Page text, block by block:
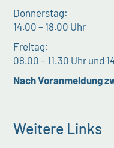
Donnerstag:
14.00 – 18.00 Uhr
Freitag:
08.00 – 11.30 Uhr und
Nach Voranmeldung
Weitere Links